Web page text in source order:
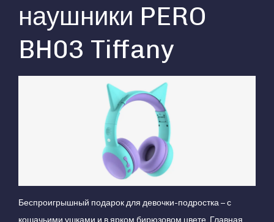
наушники PERO
BH03 Tiffany
Беспроигрышный подарок для девочки-подростка – с